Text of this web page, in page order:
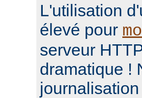
L'utilisation
élevé pour
serveur
dramatique !